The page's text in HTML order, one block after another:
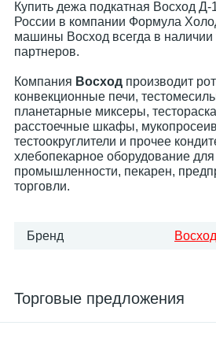
Купить дежа подкатная Восход Д-
России в компании Формула
машины Восход всегда в наличии
партнеров.
Компания Восход производит
конвекционные печи,
планетарные миксеры,
расстоечные шкафы,
тестоокруглители и прочее
хлебопекарное оборудование
промышленности, пекарен,
торговли.
Бренд Восход
Торговые предложения